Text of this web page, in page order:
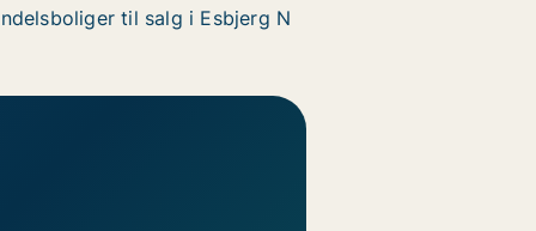
til salg i Esbjerg N